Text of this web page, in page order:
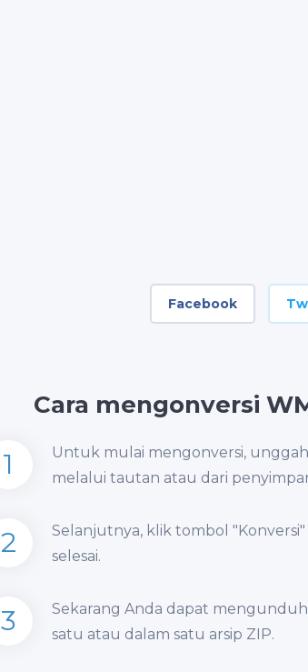
Facebook
Cara mengonversi
1
Untuk mulai mengonversi,
melalui tautan atau dari
2
Selanjutnya, klik tombol
selesai.
3
Sekarang Anda dapat
satu atau dalam satu arsip ZIP.